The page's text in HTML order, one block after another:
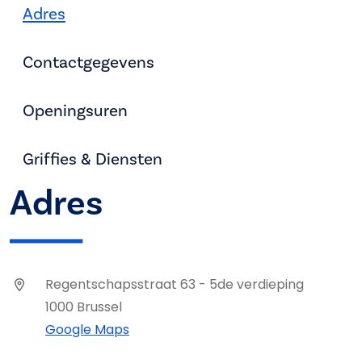
Adres
Contactgegevens
Openingsuren
Griffies & Diensten
Adres
Regentschapsstraat 63 - 5de verdieping
1000 Brussel
Google Maps